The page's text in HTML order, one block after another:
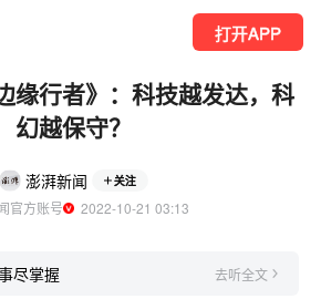
打开APP
缘行者》：科技越发达，科
幻越保守？
澎湃新闻 关注
官方账号
  2022-10-21 03:13
尽掌握 去听全文